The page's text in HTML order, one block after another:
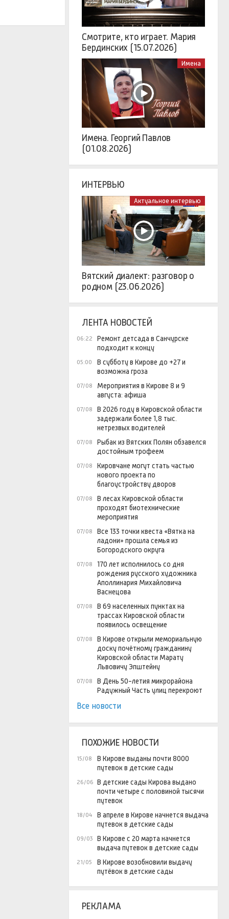
Смотрите, кто играет. Мария
Бердинских (15.07.2026)
Имена
Имена. Георгий Павлов
(01.08.2026)
ИНТЕРВЬЮ
Актуальное интервью
Вятский диалект: разговор о
родном (23.06.2026)
ЛЕНТА НОВОСТЕЙ
06:22
Ремонт детсада в Санчурске
подходит к концу
05:00
В субботу в Кирове до +27 и
возможна гроза
07/08
Мероприятия в Кирове 8 и 9
августа: афиша
07/08
В 2026 году в Кировской области
задержали более 1,8 тыс.
нетрезвых водителей
07/08
Рыбак из Вятских Полян обзавелся
достойным трофеем
07/08
Кировчане могут стать частью
нового проекта по
благоустройству дворов
07/08
В лесах Кировской области
проходят биотехнические
мероприятия
07/08
Все 133 точки квеста «Вятка на
ладони» прошла семья из
Богородского округа
07/08
170 лет исполнилось со дня
рождения русского художника
Аполлинария Михайловича
Васнецова
07/08
В 69 населенных пунктах на
трассах Кировской области
появилось освещение
07/08
В Кирове открыли мемориальную
доску почётному гражданину
Кировской области Марату
Львовичу Эпштейну
07/08
В День 50-летия микрорайона
Радужный Часть улиц перекроют
Все новости
ПОХОЖИЕ НОВОСТИ
15/08
В Кирове выданы почти 8000
путевок в детские сады
26/06 В детские сады Кирова выдано
почти четыре с половиной тысячи
путевок
18/04
В апреле в Кирове начнется выдача
путевок в детские сады
09/03
В Кирове с 20 марта начнется
выдача путевок в детские сады
21/05
В Кирове возобновили выдачу
путёвок в детские сады
РЕКЛАМА